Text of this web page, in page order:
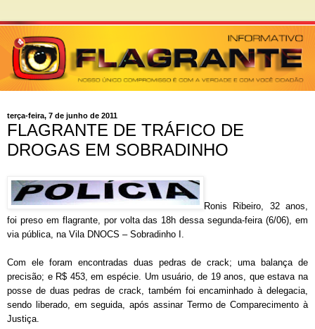
terça-feira, 7 de junho de 2011
FLAGRANTE DE TRÁFICO DE
DROGAS EM SOBRADINHO
Ronis Ribeiro, 32 anos,
foi preso em flagrante, por volta das 18h dessa segunda-feira (6/06), em
via pública, na Vila DNOCS – Sobradinho I.
Com ele foram encontradas duas pedras de crack; uma balança de
precisão; e R$ 453, em espécie. Um usuário, de 19 anos, que estava na
posse de duas pedras de crack, também foi encaminhado à delegacia,
sendo liberado, em seguida, após assinar Termo de Comparecimento à
Justiça.